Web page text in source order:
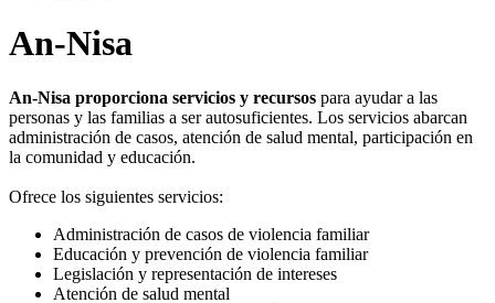
An-Nisa
An-Nisa proporciona servicios y recursos para ayudar a las
personas y las familias a ser autosuficientes. Los servicios abarcan
administración de casos, atención de salud mental, participación en
la comunidad y educación.
Ofrece los siguientes servicios:
Administración de casos de violencia familiar
Educación y prevención de violencia familiar
Legislación y representación de intereses
Atención de salud mental